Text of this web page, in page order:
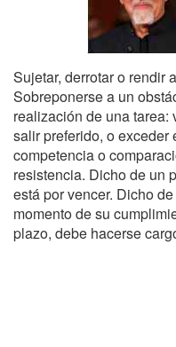
Sujetar, derrotar o rendir
Sobreponerse a un
realización de una
salir preferido, o exceder
competencia o
resistencia. Dicho de un
está por vencer. Dicho
momento de su
plazo, debe hacerse